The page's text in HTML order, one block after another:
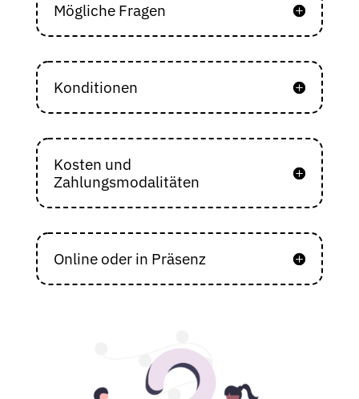
Mögliche Fragen
Konditionen
Kosten und
Zahlungsmodalitäten
Online oder in Präsenz